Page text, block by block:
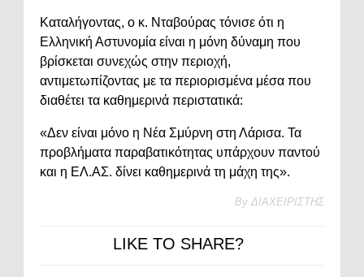
Καταλήγοντας, ο κ. Νταβούρας τόνισε ότι η
Ελληνική Αστυνομία είναι η μόνη δύναμη που
βρίσκεται συνεχώς στην περιοχή,
αντιμετωπίζοντας με τα περιορισμένα μέσα που
διαθέτει τα καθημερινά περιστατικά:
«Δεν είναι μόνο η Νέα Σμύρνη στη Λάρισα. Τα
προβλήματα παραβατικότητας υπάρχουν παντού
και η ΕΛ.ΑΣ. δίνει καθημερινά τη μάχη της».
By ΔΙΑΧΕΙΡΙΣΤΗΣ
LIKE TO SHARE?